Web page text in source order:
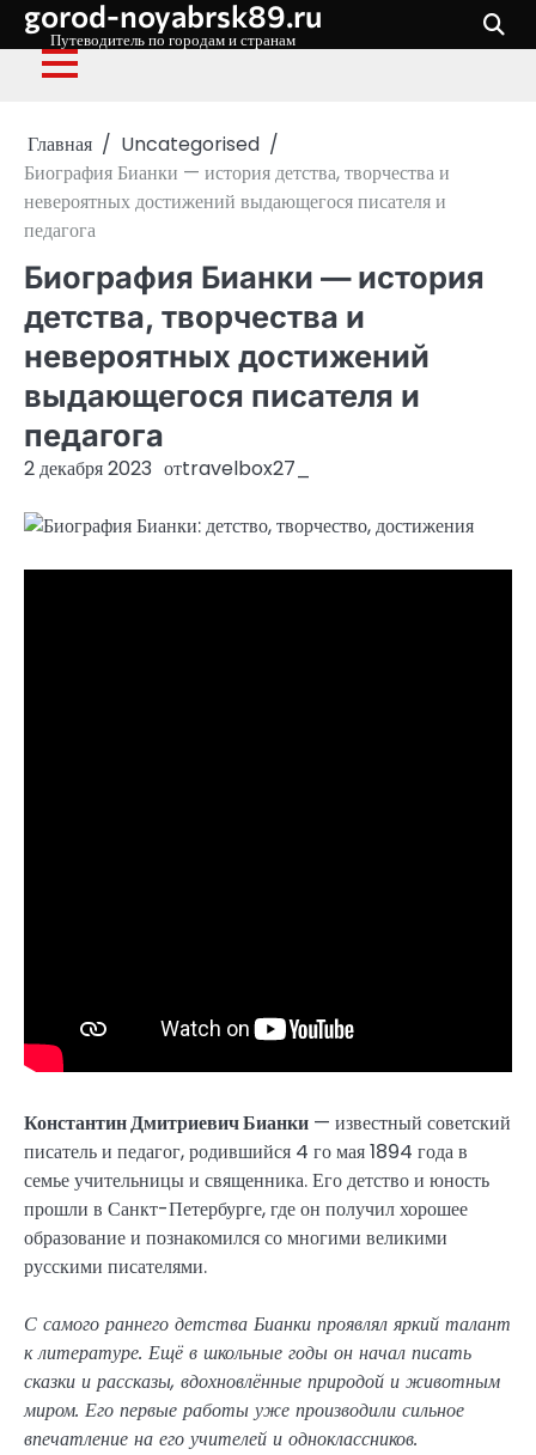
Перейти
содержимому
gorod-noyabrsk89.ru
Путеводитель по городам и странам
Главная
Uncategorised
Биография Бианки — история детства, творчества и
невероятных достижений выдающегося писателя и
педагога
Биография Бианки — история
детства, творчества и
невероятных достижений
выдающегося писателя и
педагога
2 декабря 2023 отtravelbox27_
Константин Дмитриевич Бианки — известный советский
писатель и педагог, родившийся 4 го мая 1894 года в
семье учительницы и священника. Его детство и юность
прошли в Санкт-Петербурге, где он получил хорошее
образование и познакомился со многими великими
русскими писателями.
С самого раннего детства Бианки проявлял яркий талант
к литературе. Ещё в школьные годы он начал писать
сказки и рассказы, вдохновлённые природой и животным
миром. Его первые работы уже производили сильное
впечатление на его учителей и одноклассников.